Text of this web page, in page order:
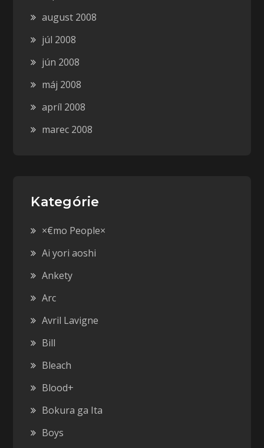
august 2008
júl 2008
jún 2008
máj 2008
apríl 2008
marec 2008
Kategórie
×€mo People×
Ai yori aoshi
Ankety
Arc
Avril Lavigne
Bill
Bleach
Blood+
Bokura ga Ita
Boys